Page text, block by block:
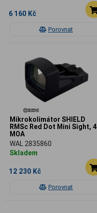
Porovnat
6 160 Kč
Porovnat
Mikrokolimátor SHIELD
RMSc Red Dot Mini Sight, 4
MOA
WAL 2835860
Skladem
12 230 Kč